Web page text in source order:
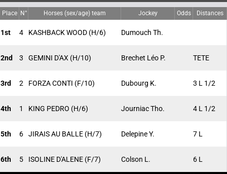
Place N° Horses (sex/age) team Jockey Odds Distances
1st 4 KASHBACK WOOD (H/6) Dumouch Th.
2nd 3 GEMINI D'AX (H/10) Brechet Léo P. TETE
3rd 2 FORZA CONTI (F/10) Dubourg K. 3 L 1/2
4th 1 KING PEDRO (H/6) Journiac Tho. 4 L 1/2
5th 6 JIRAIS AU BALLE (H/7) Delepine Y. 7 L
6th 5 ISOLINE D'ALENE (F/7) Colson L. 6 L